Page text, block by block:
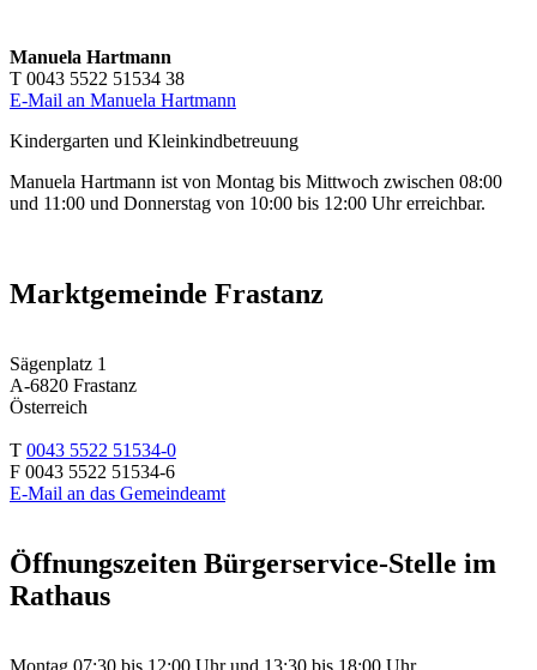
Manuela Hartmann
T 0043 5522 51534 38
E-Mail an Manuela Hartmann
Kindergarten und Kleinkindbetreuung
Manuela Hartmann ist von Montag bis Mittwoch zwischen 08:00
und 11:00 und Donnerstag von 10:00 bis 12:00 Uhr erreichbar.
Marktgemeinde Frastanz
Sägenplatz 1
A-6820 Frastanz
Österreich
T 0043 5522 51534-0
F 0043 5522 51534-6
E-Mail an das Gemeindeamt
Öffnungszeiten Bürgerservice-Stelle im
Rathaus